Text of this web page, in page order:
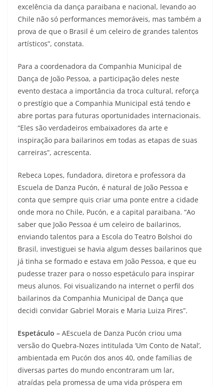
excelência da dança paraibana e nacional, levando ao
Chile não só performances memoráveis, mas também a
prova de que o Brasil é um celeiro de grandes talentos
artísticos”, constata.
Para a coordenadora da Companhia Municipal de
Dança de João Pessoa, a participação deles neste
evento destaca a importância da troca cultural, reforça
o prestígio que a Companhia Municipal está tendo e
abre portas para futuras oportunidades internacionais.
“Eles são verdadeiros embaixadores da arte e
inspiração para bailarinos em todas as etapas de suas
carreiras”, acrescenta.
Rebeca Lopes, fundadora, diretora e professora da
Escuela de Danza Pucón, é natural de João Pessoa e
conta que sempre quis criar uma ponte entre a cidade
onde mora no Chile, Pucón, e a capital paraibana. “Ao
saber que João Pessoa é um celeiro de bailarinos,
enviando talentos para a Escola do Teatro Bolshoi do
Brasil, investiguei se havia algum desses bailarinos que
já tinha se formado e estava em João Pessoa, e que eu
pudesse trazer para o nosso espetáculo para inspirar
meus alunos. Foi visualizando na internet o perfil dos
bailarinos da Companhia Municipal de Dança que
decidi convidar Gabriel Morais e Maria Luiza Pires”.
Espetáculo – AEscuela de Danza Pucón criou uma
versão do Quebra-Nozes intitulada ‘Um Conto de Natal’,
ambientada em Pucón dos anos 40, onde famílias de
diversas partes do mundo encontraram um lar,
atraídas pela promessa de uma vida próspera em